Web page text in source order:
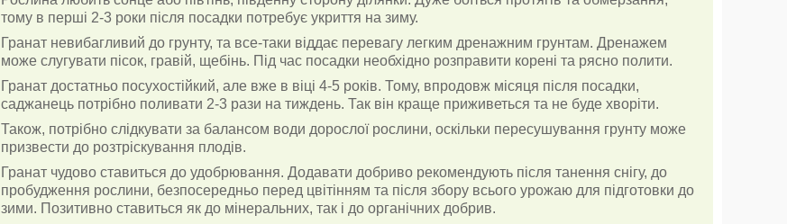
тому в перші 2-3 роки після посадки потребує укриття на зиму.
Гранат невибагливий до грунту, та все-таки віддає перевагу легким дренажним грунтам. Дренажем
може слугувати пісок, гравій, щебінь. Під час посадки необхідно розправити корені та рясно полити.
Гранат достатньо посухостійкий, але вже в віці 4-5 років. Тому, впродовж місяця після посадки,
саджанець потрібно поливати 2-3 рази на тиждень. Так він краще приживеться та не буде хворіти.
Також, потрібно слідкувати за балансом води дорослої рослини, оскільки пересушування грунту може
призвести до розтріскування плодів.
Гранат чудово ставиться до удобрювання. Додавати добриво рекомендують після танення снігу, до
пробудження рослини, безпосередньо перед цвітінням та після збору всього урожаю для підготовки до
зими. Позитивно ставиться як до мінеральних, так і до органічних добрив.